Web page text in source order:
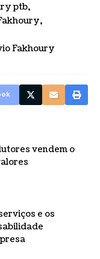
ptb
Fakhoury
vendem o
e os